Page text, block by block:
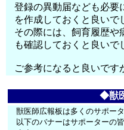
登録の異動届なども必要
を作成しておくと良いで
その際には、飼育履歴や
も確認しておくと良いで
ご参考になると良いです
◆獣
獣医師広報板は多くのサポー
以下のバナーはサポーターの